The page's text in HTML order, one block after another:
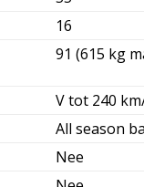
16
91 (615 kg
V tot 240
All season
Nee